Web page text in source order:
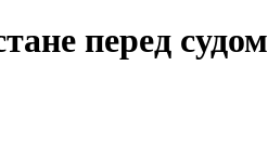
перед судом